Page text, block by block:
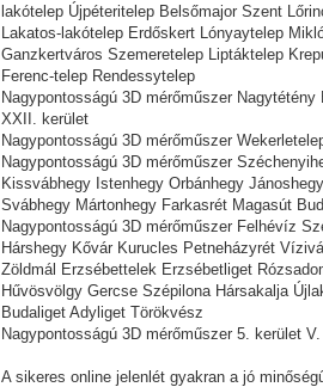
lakótelep Újpéteritelep Belsőmajor Szent
Lakatos-lakótelep Erdőskert Lónyaytelep
Ganzkertváros Szemeretelep Liptáktelep
Ferenc-telep Rendessytelep
Nagypontosságú 3D mérőműszer
XXII. kerület
Nagypontosságú 3D mérőműszer
Nagypontosságú 3D mérőműszer
Kissvábhegy Istenhegy Orbánhegy
Svábhegy Mártonhegy Farkasrét Magasút
Nagypontosságú 3D mérőműszer Felhévíz
Hárshegy Kővár Kurucles Petneházyrét
Zöldmál Erzsébettelek Erzsébetliget
Hűvösvölgy Gercse Szépilona Hársakalja
Budaliget Adyliget Törökvész
Nagypontosságú 3D mérőműszer 5. kerület
A sikeres online jelenlét gyakran a jó